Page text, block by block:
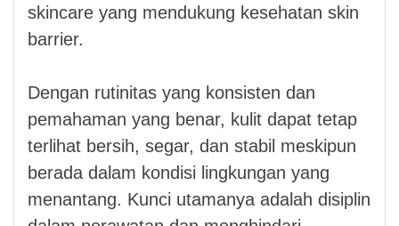
skincare yang mendukung kesehatan skin
barrier.
Dengan rutinitas yang konsisten dan
pemahaman yang benar, kulit dapat tetap
terlihat bersih, segar, dan stabil meskipun
berada dalam kondisi lingkungan yang
menantang. Kunci utamanya adalah disiplin